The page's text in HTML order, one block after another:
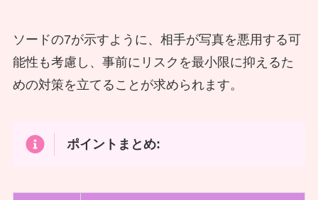
ソードの7が示すように、相手が写真を悪用する可
能性も考慮し、事前にリスクを最小限に抑えるた
めの対策を立てることが求められます。
ポイントまとめ: